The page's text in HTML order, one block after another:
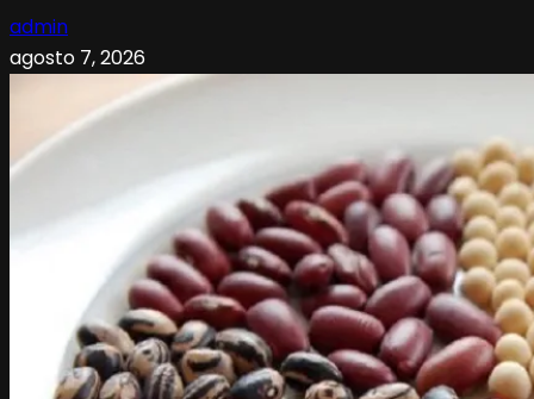
admin
agosto 7, 2026